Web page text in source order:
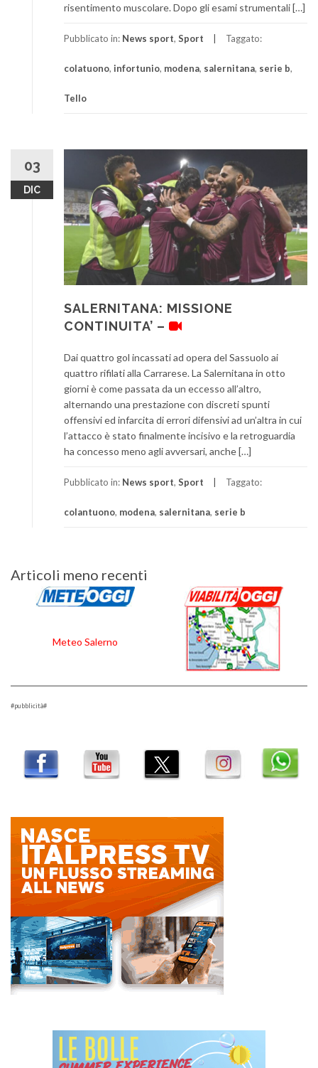
risentimento muscolare. Dopo gli esami strumentali […]
Pubblicato in: News sport, Sport Taggato:
colatuono, infortunio, modena, salernitana, serie b,
Tello
03
DIC
SALERNITANA: MISSIONE
CONTINUITA’ –
Dai quattro gol incassati ad opera del Sassuolo ai
quattro rifilati alla Carrarese. La Salernitana in otto
giorni è come passata da un eccesso all’altro,
alternando una prestazione con discreti spunti
offensivi ed infarcita di errori difensivi ad un’altra in cui
l’attacco è stato finalmente incisivo e la retroguardia
ha concesso meno agli avversari, anche […]
Pubblicato in: News sport, Sport Taggato:
colantuono, modena, salernitana, serie b
Navigazione
articoli
Articoli meno recenti
Meteo Salerno
#pubblicità#